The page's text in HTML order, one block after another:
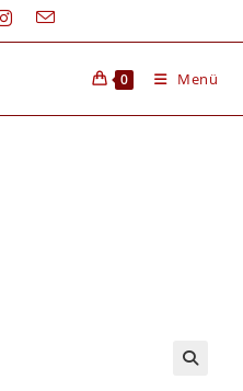
0 Menü